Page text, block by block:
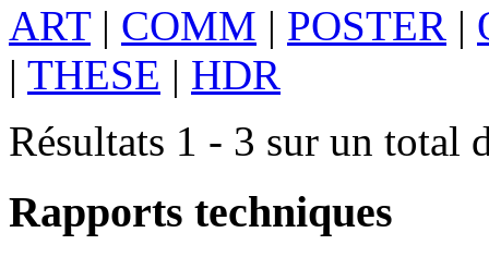
ART| COMM | POSTER |
| THESE | HDR
Résultats 1 - 3 sur un total
Rapports techniques